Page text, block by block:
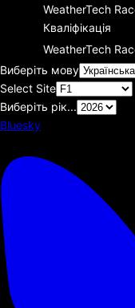
WeatherTech
Кваліфікація
WeatherTech
Виберіть мову
Select Site
Виберіть рік...
Bluesky